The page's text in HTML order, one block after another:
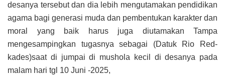
desanya tersebut dan dia lebih mengutamakan pendidikan
agama bagi generasi muda dan pembentukan karakter dan
moral yang baik harus juga diutamakan Tampa
mengesampingkan tugasnya sebagai (Datuk Rio Red-
kades)saat di jumpai di mushola kecil di desanya pada
malam hari tgl 10 Juni -2025,